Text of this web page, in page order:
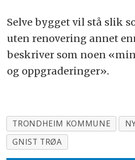
Selve bygget vil stå slik
uten renovering annet
beskriver som noen
og oppgraderinger».
TRONDHEIM KOMMUNE
GNIST TRØA